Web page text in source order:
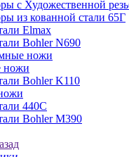
с Художественной
из кованной стали 65Г
Elmax
Bohler N690
ножи
ножи
Bohler K110
440С
Bohler M390